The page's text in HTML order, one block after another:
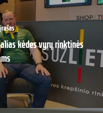
kėdes vyrų rinktinės